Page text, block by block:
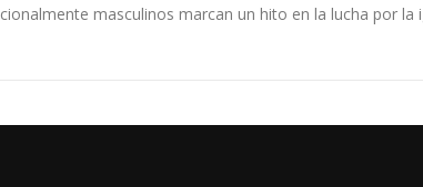
masculinos marcan un hito en la lucha por